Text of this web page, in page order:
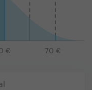
€ 70 €